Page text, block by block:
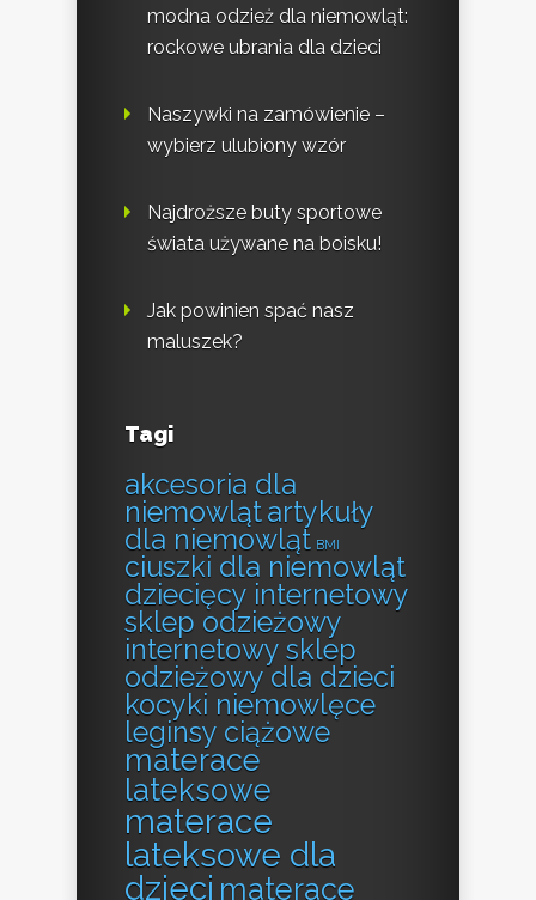
modna odzież dla niemowląt:
rockowe ubrania dla dzieci
Naszywki na zamówienie –
wybierz ulubiony wzór
Najdroższe buty sportowe
świata używane na boisku!
Jak powinien spać nasz
maluszek?
Tagi
akcesoria dla
niemowlątartykuły
dla niemowląt BMI
ciuszki dla niemowląt
dziecięcy internetowy
sklep odzieżowy
internetowy sklep
odzieżowy dla dzieci
kocyki niemowlęce
leginsy ciążowe
materace
lateksowe
materace
lateksowe dla
dzieci materace